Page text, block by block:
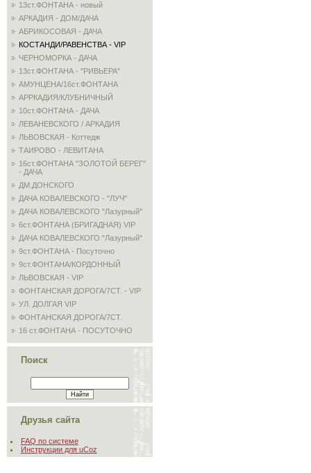
13ст.ФОНТАНА - новый
АРКАДИЯ - ДОМ/ДАЧА
АБРИКОСОВАЯ - ДАЧА
КОСТАНДИ/РАВЕНСТВА - VIP
ЧЕРНОМОРКА - ДАЧА
13ст.ФОНТАНА - "РИВЬЕРА"
АМУНЦЕНА/16ст.ФОНТАНА
АРРКАДИЯ/КЛУБНИЧНЫЙ
10ст.ФОНТАНА - ДАЧА
ЛЕВАНЕВСКОГО / АРКАДИЯ
ЛЬВОВСКАЯ - Коттедж
ТАИРОВО - ЛЕВИТАНА
16ст.ФОНТАНА "ЗОЛОТОЙ БЕРЕГ"
- ДАЧА
ДМ.ДОНСКОГО
ДАЧА КОВАЛЕВСКОГО - "ЛУЧ"
ДАЧА КОВАЛЕВСКОГО "Лазурный"
6ст.ФОНТАНА (БРИГАДНАЯ) VIP
ДАЧА КОВАЛЕВСКОГО "Лазурный"
9ст.ФОНТАНА - Посуточно
9ст.ФОНТАНА/КОРДОННЫЙ
ЛЬВОВСКАЯ - VIP
ФОНТАНСКАЯ ДОРОГА/7СТ. - VIP
УЛ. ДОЛГАЯ VIP
ФОНТАНСКАЯ ДОРОГА/7СТ.
16 ст.ФОНТАНА - ПОСУТОЧНО
Поиск
Друзья сайта
FAQ по системе
Инструкции для uCoz